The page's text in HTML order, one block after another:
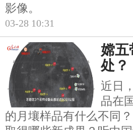
影像。
03-28 10:31
嫦五
处？
近日
品在
的月壤样品有什么不同